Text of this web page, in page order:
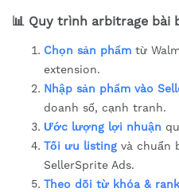
📊 Quy trình arbitrage bài
Chọn sản phẩm từ
extension.
Nhập sản phẩm vào
doanh số, cạnh tranh.
Ước lượng lợi nhuận
Tối ưu listing và chuẩn
SellerSprite Ads.
Theo dõi từ khóa &